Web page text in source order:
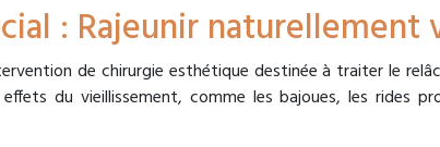
: Rajeunir naturellement
de chirurgie esthétique destinée à traiter le
du vieillissement, comme les bajoues, les rides